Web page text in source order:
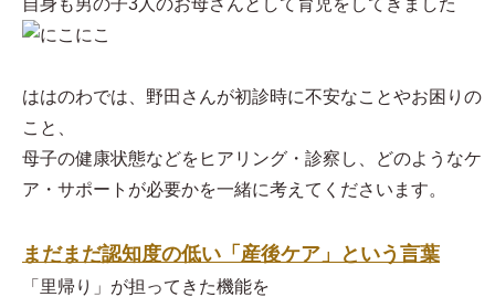
自身も男の子3人のお母さんとして育児をしてきました
ははのわでは、野田さんが初診時に不安なことやお困りの
こと、
母子の健康状態などをヒアリング・診察し、どのようなケ
ア・サポートが必要かを一緒に考えてくださいます。
まだまだ認知度の低い「産後ケア」という言葉
「里帰り」が担ってきた機能を